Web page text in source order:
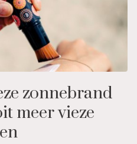
zonnebrand
meer vieze